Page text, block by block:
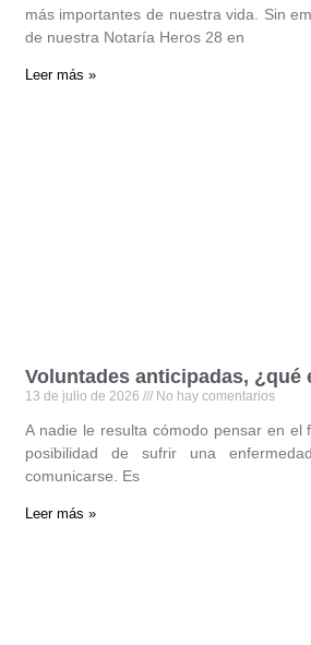
más importantes de nuestra vida. Sin
de nuestra Notaría Heros 28 en
Leer más »
Voluntades anticipadas, ¿qué
13 de julio de 2026 No hay comentarios
A nadie le resulta cómodo pensar en el
posibilidad de sufrir una
comunicarse. Es
Leer más »